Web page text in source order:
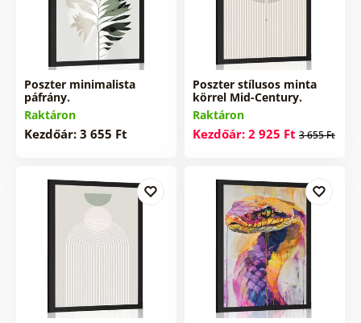
Poszter minimalista
páfrány.
Raktáron
Kezdőár: 3 655 Ft
Poszter stílusos minta
körrel Mid-Century.
Raktáron
Kezdőár: 2 925 Ft 3 655 Ft